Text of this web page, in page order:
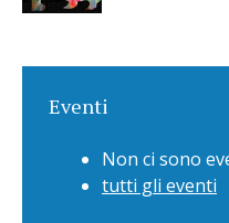
Eventi
Non ci sono
tutti gli eventi